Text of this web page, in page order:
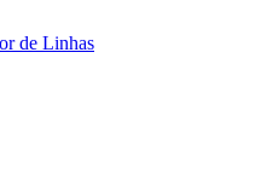
de Linhas